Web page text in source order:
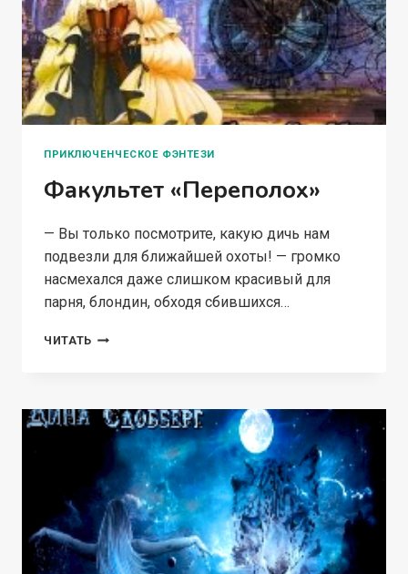
ПРИКЛЮЧЕНЧЕСКОЕ ФЭНТЕЗИ
Факультет «Переполох»
— Вы только посмотрите, какую дичь нам
подвезли для ближайшей охоты! — громко
насмехался даже слишком красивый для
парня, блондин, обходя сбившихся…
ЧИТАТЬ ФАКУЛЬТЕТ